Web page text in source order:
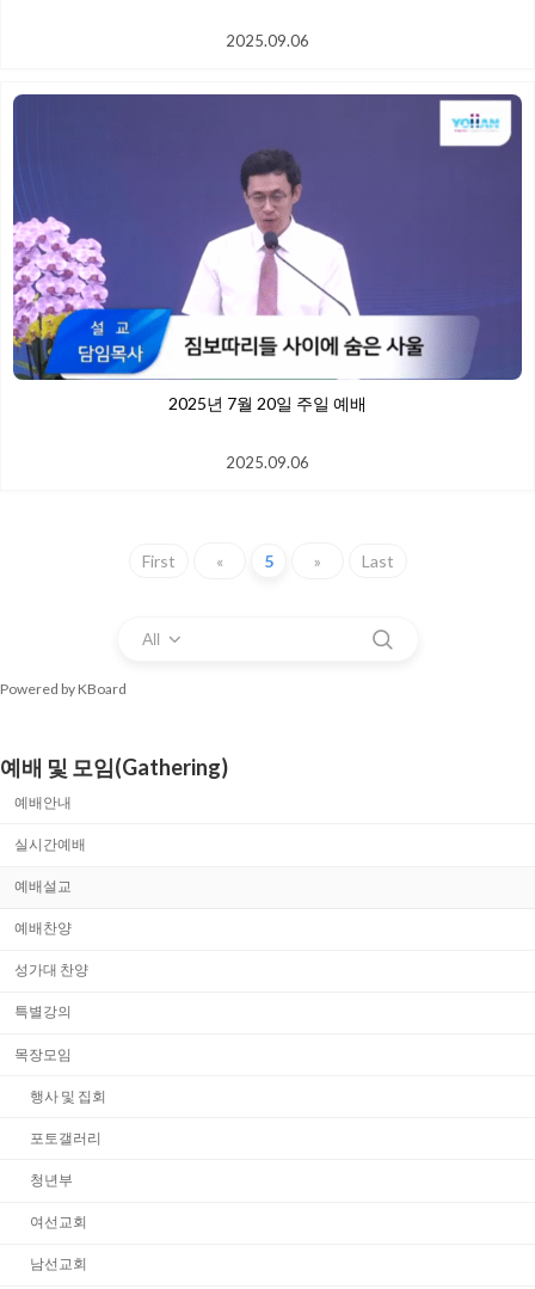
2025.09.06
2025년 7월 20일 주일 예배
2025.09.06
First « 5 » Last
All
Powered by KBoard
예배 및 모임(Gathering)
예배안내
실시간예배
예배설교
예배찬양
성가대 찬양
특별강의
목장모임
행사 및 집회
포토갤러리
청년부
여선교회
남선교회